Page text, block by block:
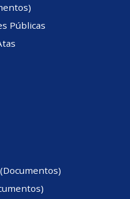
Públicas